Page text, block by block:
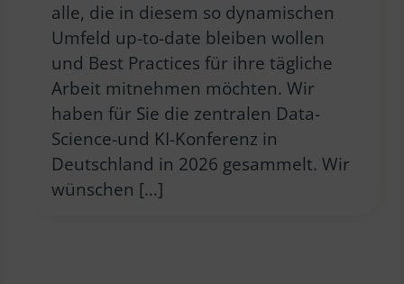
alle, die in diesem so dynamischen
Umfeld up-to-date bleiben wollen
und Best Practices für ihre tägliche
Arbeit mitnehmen möchten. Wir
haben für Sie die zentralen Data-
Science-und KI-Konferenz in
Deutschland in 2026 gesammelt. Wir
wünschen […]